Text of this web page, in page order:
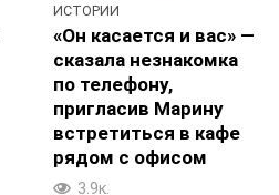
ИСТОРИИ
«Он касается и вас» —
сказала незнакомка
по телефону,
пригласив Марину
встретиться в кафе
рядом с офисом
3.9к.